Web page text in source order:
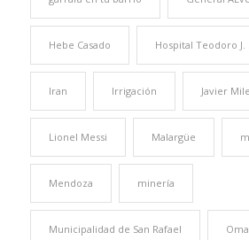
Hebe Casado Hospital Teodoro J.
Iran Irrigación Javier
Lionel Messi Malargüe
Mendoza minería
Municipalidad de San Rafael